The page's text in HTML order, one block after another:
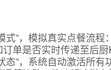
”，模拟真实点餐流
单是否实时传递至后
”，系统自动激活所